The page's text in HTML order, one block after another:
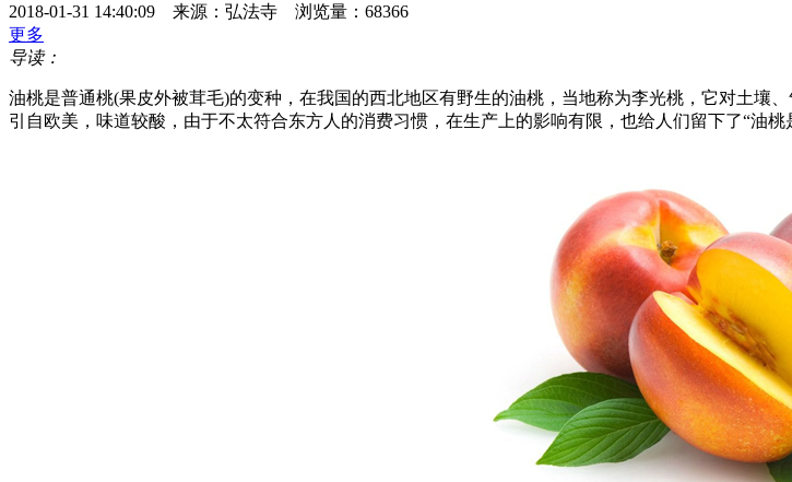
2018-01-31 14:40:09 来源：弘法寺 浏览量：68366
更多
导读：
油桃是普通桃(果皮外被茸毛)的变种，在我国的西北地区有野生的油桃，当地称为李光桃，它对土壤
引自欧美，味道较酸，由于不太符合东方人的消费习惯，在生产上的影响有限，也给人们留下了“油桃